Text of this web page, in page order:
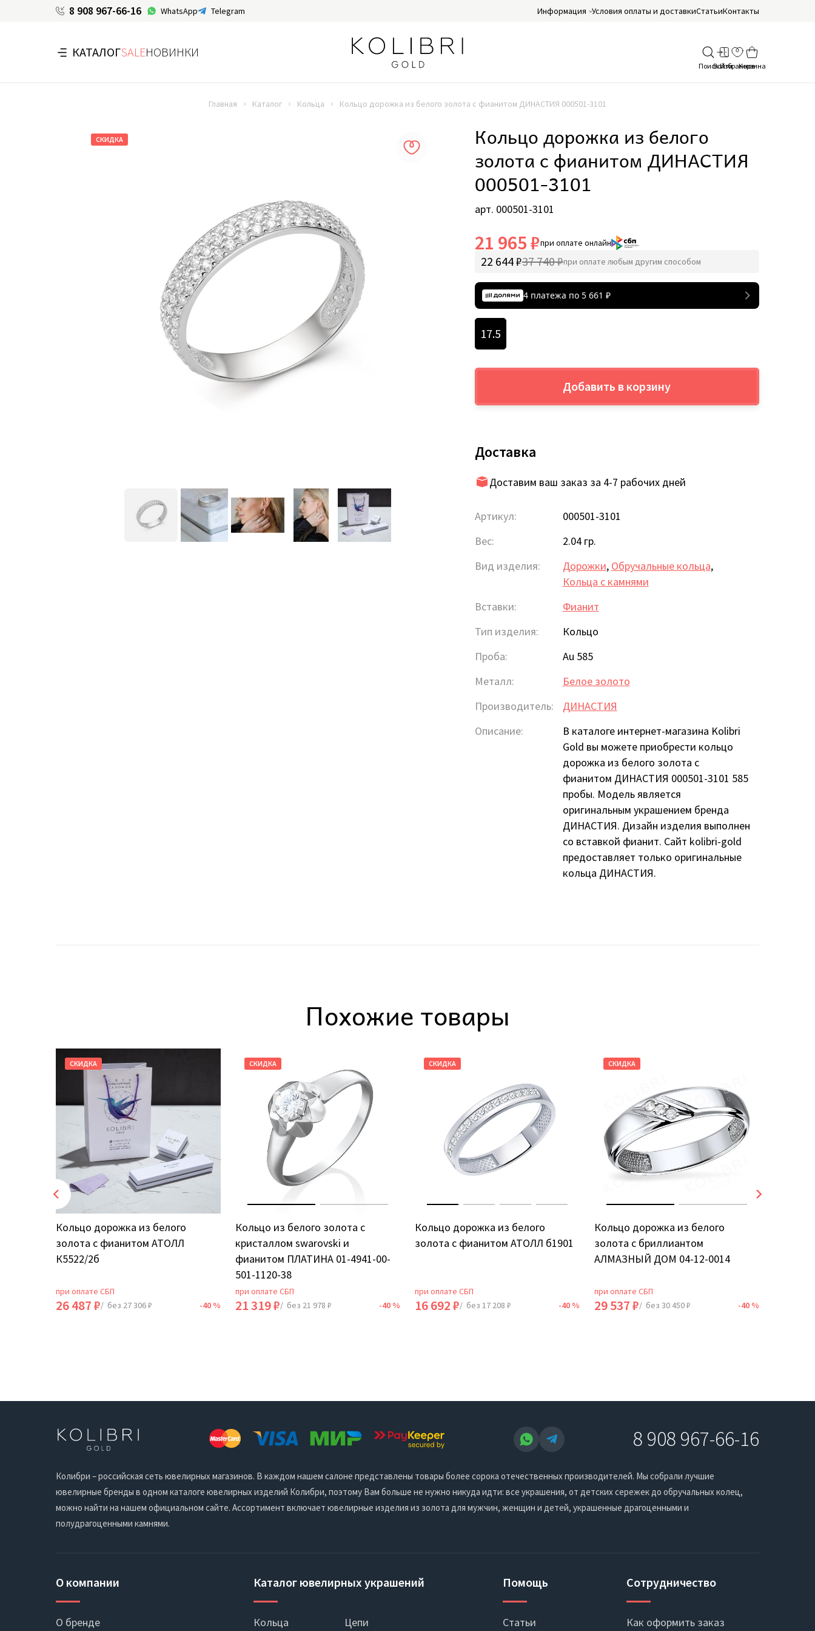
8 908 967-66-16 WhatsApp Telegram Информация Условия оплаты и доставкиСтатьиКонтакты
КАТАЛОГSALEНОВИНКИ
Главная Каталог Кольца Кольцо дорожка из белого золота с фианитом ДИНАСТИЯ 000501-3101
СКИДКА Кольцо дорожка из белого
золота с фианитом ДИНАСТИЯ
000501-3101
арт. 000501-3101
21 965 ₽при оплате онлайн
22 644 ₽37 740 ₽при оплате любым другим способом
4 платежа по 5 661 ₽
17.5
Добавить в корзину
Доставка
Доставим ваш заказ за 4-7 рабочих дней
Артикул:
000501-3101
Вес:
2.04 гр.
Вид изделия:
Дорожки, Обручальные кольца,
Кольца с камнями
Вставки:
Фианит
Тип изделия:
Кольцо
Проба:
Au 585
Металл:
Белое золото
Производитель:
ДИНАСТИЯ
Описание:
В каталоге интернет-магазина Kolibri
Gold вы можете приобрести кольцо
дорожка из белого золота с
фианитом ДИНАСТИЯ 000501-3101 585
пробы. Модель является
оригинальным украшением бренда
ДИНАСТИЯ. Дизайн изделия выполнен
со вставкой фианит. Сайт kolibri-gold
предоставляет только оригинальные
кольца ДИНАСТИЯ.
Похожие товары
СКИДКА
Кольцо дорожка из белого
золота с фианитом АТОЛЛ
К5522/2б
при оплате СБП
26 487 ₽/ без 27 306 ₽ -40 %
СКИДКА
Кольцо из белого золота с
кристаллом swarovski и
фианитом ПЛАТИНА 01-4941-00-
501-1120-38
при оплате СБП
21 319 ₽/ без 21 978 ₽ -40 %
СКИДКА
Кольцо дорожка из белого
золота с фианитом АТОЛЛ б1901
при оплате СБП
16 692 ₽/ без 17 208 ₽ -40 %
СКИДКА
Кольцо дорожка из белого
золота с бриллиантом
АЛМАЗНЫЙ ДОМ 04-12-0014
при оплате СБП
29 537 ₽/ без 30 450 ₽ -40 %
8 908 967-66-16
Колибри – российская сеть ювелирных магазинов. В каждом нашем салоне представлены товары более сорока отечественных производителей. Мы собрали лучшие
ювелирные бренды в одном каталоге ювелирных изделий Колибри, поэтому Вам больше не нужно никуда идти: все украшения, от детских сережек до обручальных колец,
можно найти на нашем официальном сайте. Ассортимент включает ювелирные изделия из золота для мужчин, женщин и детей, украшенные драгоценными и
полудрагоценными камнями.
О компании
О бренде
Каталог ювелирных украшений
Кольца Цепи
Помощь
Статьи
Сотрудничество
Как оформить заказ